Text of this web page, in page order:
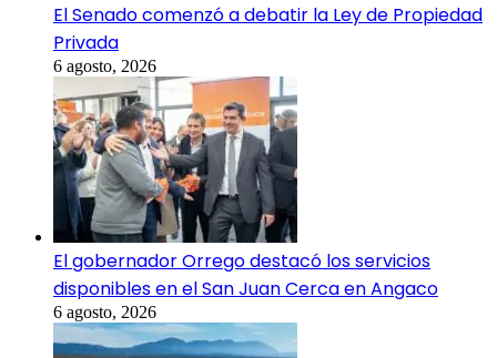
El Senado comenzó a debatir la Ley de Propiedad
Privada
6 agosto, 2026
El gobernador Orrego destacó los servicios
disponibles en el San Juan Cerca en Angaco
6 agosto, 2026